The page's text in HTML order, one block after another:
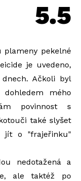
5.5
plameny pekelné
je uvedeno,
Ačkoli byl
mého
povinnost s
také slyšet
jít o "frajeřinku"
nedotažená a
ale taktéž po